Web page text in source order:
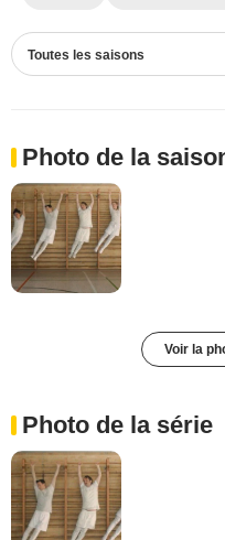
Toutes les saisons
Photo de la
Voir la
Photo de la série